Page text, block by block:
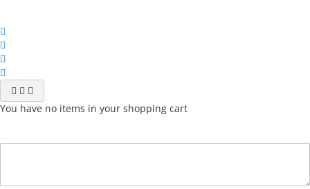
You have no items in your shopping cart